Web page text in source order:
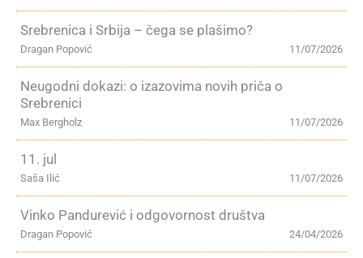
Srebrenica i Srbija – čega se plašimo?
11/07/2026
Dragan Popović
Neugodni dokazi: o izazovima novih priča o
Srebrenici
11/07/2026
Max Bergholz
11. jul
11/07/2026
Saša Ilić
Vinko Pandurević i odgovornost društva
24/04/2026
Dragan Popović